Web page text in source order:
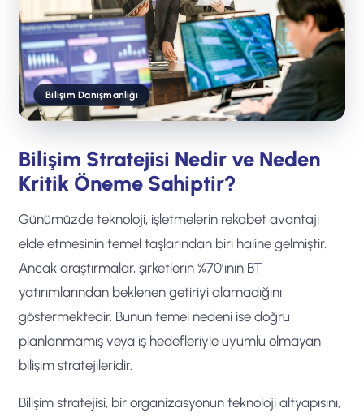
Bilişim Danışmanlığı
Bilişim Stratejisi Nedir ve Neden
Kritik Öneme Sahiptir?
Günümüzde teknoloji, işletmelerin rekabet avantajı
elde etmesinin temel taşlarından biri haline gelmiştir.
Ancak araştırmalar, şirketlerin %70’inin BT
yatırımlarından beklenen getiriyi alamadığını
göstermektedir. Bunun temel nedeni ise doğru
planlanmamış veya iş hedefleriyle uyumlu olmayan
bilişim stratejileridir.
Bilişim stratejisi, bir organizasyonun teknoloji altyapısını,